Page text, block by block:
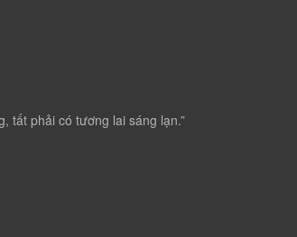
tất phải có tương lai sáng lạn.”